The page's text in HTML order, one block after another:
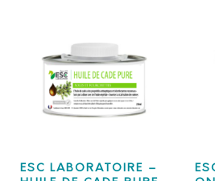
ESC LABORATOIRE –